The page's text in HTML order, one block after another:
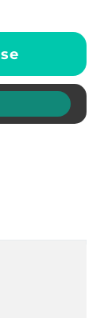
se